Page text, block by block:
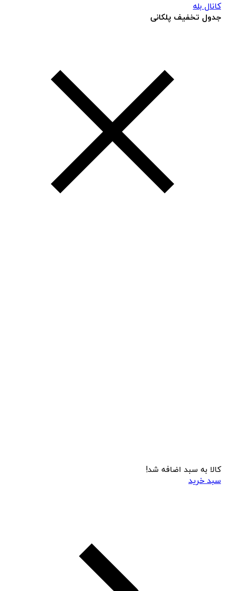
کانال بله
جدول تخفیف پلکانی
کالا به سبد اضافه شد!
سبد خرید